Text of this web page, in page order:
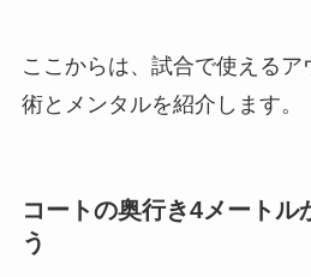
ここからは、試合で使える
術とメンタルを紹介します。
コートの奥行き4メートル
う